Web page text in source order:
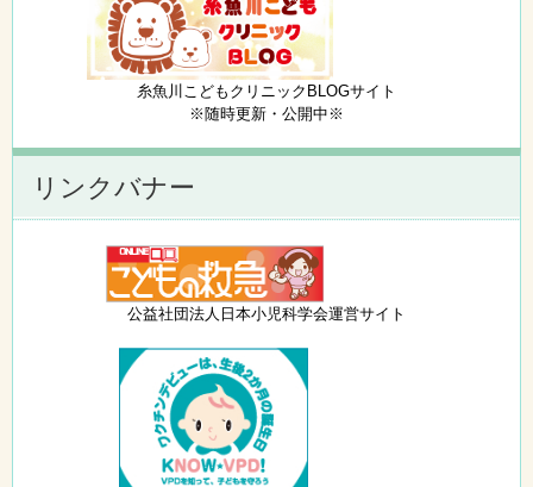
糸魚川こどもクリニックBLOGサイト
※随時更新・公開中※
リンクバナー
公益社団法人日本小児科学会運営サイト